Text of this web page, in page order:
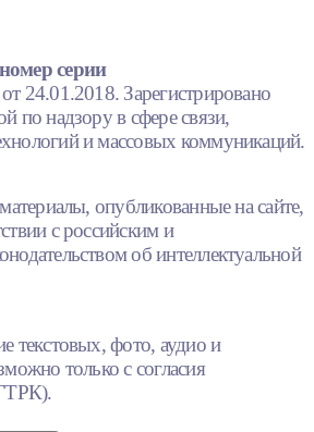
серии
24.01.2018. Зарегистрировано
по надзору в сфере связи,
и массовых коммуникаций.
опубликованные на сайте,
с российским и
об интеллектуальной
текстовых, фото, аудио и
только с согласия